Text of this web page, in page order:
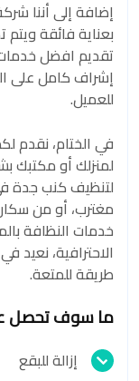
إضافة إلى أننا
بعناية فائقة
تقديم افضل خدمات
إشراف كامل على
للعميل.
في الختام، نقدم
لمنزلك أو مكتبك
لتنظيف كنب جدة
مغترب، أو من
خدمات النظافة
الاحترافية، نعيد
طريقة للمتعة.
ما سوف تحصل
إزالة للبقع